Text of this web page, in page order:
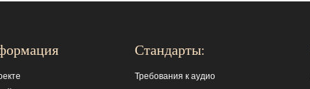
Стандарты:
Требования к аудио